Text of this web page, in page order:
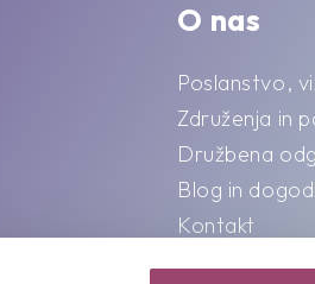
O nas
Poslanstvo,
Združenja in
Družbena
Blog in
Kontakt